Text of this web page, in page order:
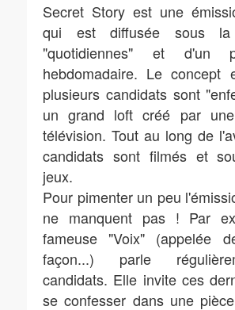
Secret Story est une
qui est diffusée sous
"quotidiennes" et d'un
hebdomadaire. Le concept
plusieurs candidats sont
un grand loft créé par
télévision. Tout au long de
candidats sont filmés et
jeux.
Pour pimenter un peu
ne manquent pas ! Par
fameuse "Voix" (appelée
façon...) parle
candidats. Elle invite ces
se confesser dans une